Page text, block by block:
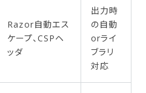
Razor自動エス
ケープ、CSPヘ
ッダ
出力時
の自動
orライ
ブラリ
対応